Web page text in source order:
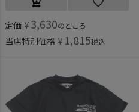
定価 ¥ 3,630のところ
当店特別価格 ¥ 1,815税込